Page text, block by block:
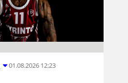
01.08.2026 12:23